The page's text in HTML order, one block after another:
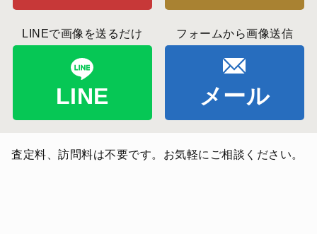
LINEで画像を送るだけ
LINE
フォームから画像送信
メール
査定料、訪問料は不要です。お気軽にご相談ください。